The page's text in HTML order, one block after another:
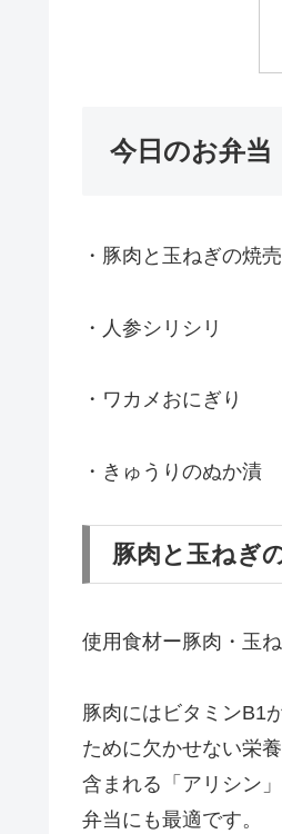
今日のお弁当
・豚肉と玉ねぎの焼売
・人参シリシリ
・ワカメおにぎり
・きゅうりのぬか漬
豚肉と玉ねぎ
使用食材ー豚肉・玉
豚肉にはビタミンB1
ために欠かせない栄
含まれる「アリシン
弁当にも最適です。